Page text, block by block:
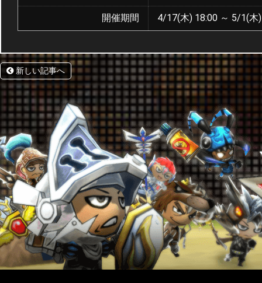
開催期間 4/17(木) 18:00 ～ 5/1(木
新しい記事へ